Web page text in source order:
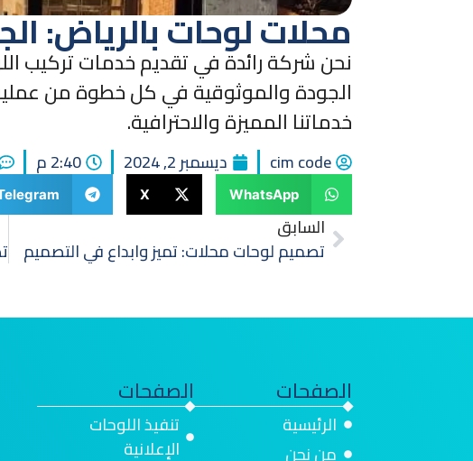
محلات لوحات بالرياض:
نحن شركة رائدة في تقديم خدمات تركيب
الجودة والموثوقية في كل خطوة من عملية
خدماتنا المميزة والاحترافية.
cim code ديسمبر 2, 2024 2:40 م
WhatsApp
X
السابق
تصميم لوحات محلات: تميز وابداع في التصميم
الصفحات
الرئيسية
من نحن
الصفحات
تنفيذ اللوحات
الإعلانية